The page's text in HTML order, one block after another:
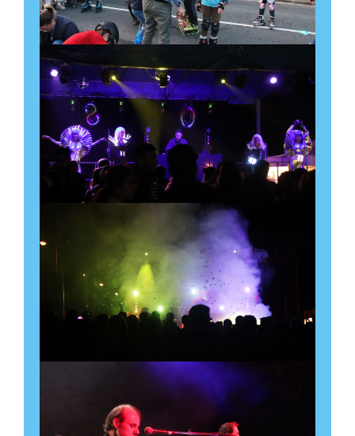
Salle Mérantèse
Découvrir l'évènement
Réunion mensuelle sur
l’allaitement maternel – La
Leche League